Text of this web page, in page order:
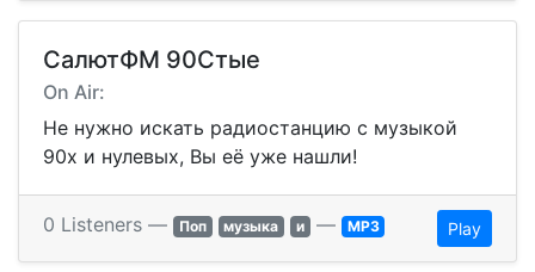
СалютФМ 90Стые
On Air:
Не нужно искать радиостанцию с музыкой
90х и нулевых, Вы её уже нашли!
0 Listeners — Поп музыка и — MP3 Play